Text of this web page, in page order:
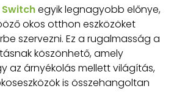
egyik legnagyobb előnye,
okos otthon eszközöket
szervezni. Ez a rugalmasság a
köszönhető, amely
az árnyékolás mellett világítás,
is összehangoltan